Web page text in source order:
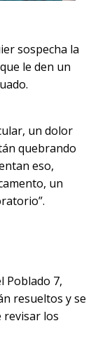
sospecha la
le den un
un dolor
quebrando
eso,
un
Poblado 7,
resueltos y se
los